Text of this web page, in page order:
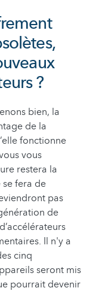
?
bien, la
de la
fonctionne
vous
restera la
fera de
pas
de
Il n'y a
cinq
seront mis
pourrait devenir